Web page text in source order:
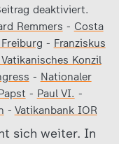
deaktiviert.
Remmers - Costa
- Franziskus
Konzil
- Nationaler
- Paul VI. -
- Vatikanbank IOR
sich weiter. In